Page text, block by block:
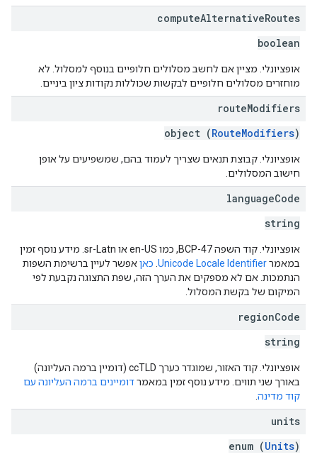
computeAlternativeRoutes
boolean
אופציונלי. מציין אם לחשב מסלולים חלופיים בנוסף למסלול. לא
מוחזרים מסלולים חלופיים לבקשות שכוללות נקודות ציון ביניים.
routeModifiers
object (RouteModifiers)
אופציונלי. קבוצת תנאים שצריך לעמוד בהם, שמשפיעים על אופן
חישוב המסלולים.
languageCode
string
אופציונלי. קוד השפה BCP-47, כמו en-US או sr-Latn. מידע נוסף זמין
במאמרUnicode Locale Identifier כאןאפשר לעיין ברשימת השפות
הנתמכות. אם לא מספקים את הערך הזה, שפת התצוגה נקבעת לפי
המיקום של בקשת המסלול.
regionCode
string
אופציונלי. קוד האזור, שמוגדר כערך ccTLD (דומיין ברמה העליונה)
באורך שני תווים. מידע נוסף זמין במאמרדומיינים ברמה העליונה עם
קוד מדינה
units
enum (Units)